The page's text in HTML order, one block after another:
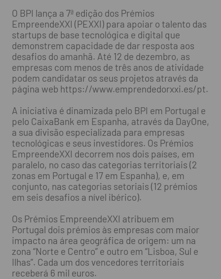
O BPI lança a 7ª edição dos Prémios
EmpreendeXXI (PEXXI) para apoiar o talento das
startups de base tecnológica e digital que
demonstrem capacidade de dar resposta aos
desafios do amanhã. Até 12 de dezembro, as
empresas com menos de três anos de atividade
podem candidatar os seus projetos através da
página web https://www.emprendedorxxi.es/pt.
A iniciativa é dinamizada pelo BPI em Portugal e
pelo CaixaBank em Espanha, através da DayOne,
a sua divisão especializada para empresas
tecnológicas e seus investidores. Os Prémios
EmpreendeXXI decorrem nos dois países, em
paralelo, no caso das categorias territoriais (2
zonas em Portugal e 17 em Espanha), e, em
conjunto, nas categorias setoriais (12 prémios
em seis desafios a nível ibérico).
Os Prémios EmpreendeXXI atribuem em
Portugal dois prémios às empresas com maior
impacto na área geográfica de origem: um na
zona “Norte e Centro” e outro em “Lisboa, Sul e
Ilhas”. Cada um dos vencedores territoriais
receberá 6 mil euros.